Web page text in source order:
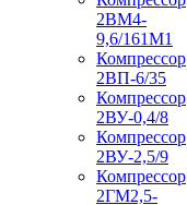
2ВМ4-
9,6/161М1
Компрессор
2ВП-6/35
Компрессор
2ВУ-0,4/8
Компрессор
2ВУ-2,5/9
Компрессор
2ГМ2,5-